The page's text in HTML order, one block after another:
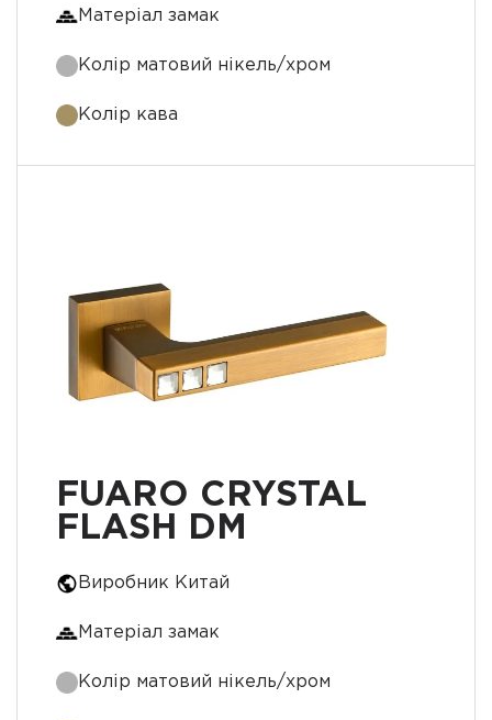
Матеріал замак
Колір матовий нікель/хром
Колір кава
FUARO CRYSTAL
FLASH DM
Виробник Китай
Матеріал замак
Колір матовий нікель/хром